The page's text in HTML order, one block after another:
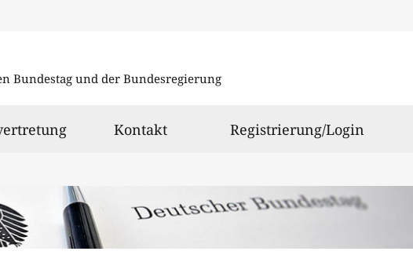
Bundestag und der Bundesregierung
Kontakt Registrierung/Login